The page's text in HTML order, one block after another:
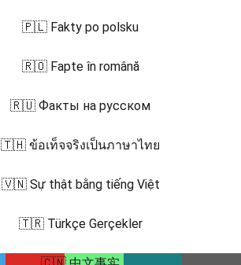
🇵🇱 Fakty po polsku
🇷🇴 Fapte în română
🇷🇺 Факты на русском
🇹🇭 ข้อเท็จจริงเป็นภาษาไทย
🇻🇳 Sự thật bằng tiếng Việt
🇹🇷 Türkçe Gerçekler